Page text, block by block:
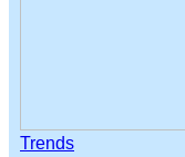
Trends